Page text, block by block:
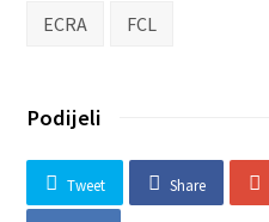
ECRA FCL
Podijeli
Tweet Share